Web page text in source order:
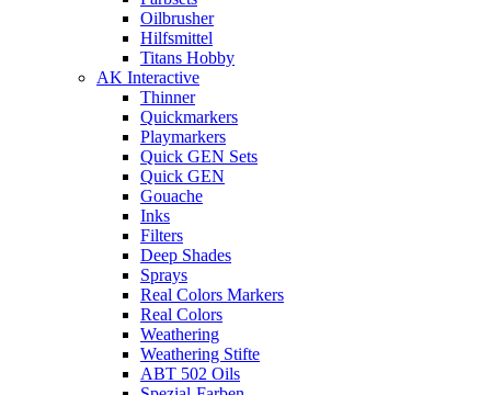
Oilbrusher
Hilfsmittel
Titans Hobby
AK Interactive
Thinner
Quickmarkers
Playmarkers
Quick GEN Sets
Quick GEN
Gouache
Inks
Filters
Deep Shades
Sprays
Real Colors Markers
Real Colors
Weathering
Weathering Stifte
ABT 502 Oils